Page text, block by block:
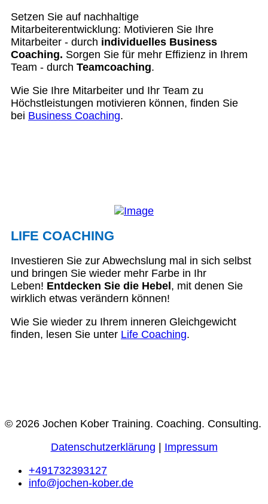
Setzen Sie auf nachhaltige
Mitarbeiterentwicklung: Motivieren Sie Ihre
Mitarbeiter - durch individuelles Business
Coaching. Sorgen Sie für mehr Effizienz in Ihrem
Team - durch Teamcoaching.
Wie Sie Ihre Mitarbeiter und Ihr Team zu
Höchstleistungen motivieren können, finden Sie
bei Business Coaching.
LIFE COACHING
Investieren Sie zur Abwechslung mal in sich selbst
und bringen Sie wieder mehr Farbe in Ihr
Leben! Entdecken Sie die Hebel , mit denen Sie
wirklich etwas verändern können!
Wie Sie wieder zu Ihrem inneren Gleichgewicht
finden, lesen Sie unter Life Coaching.
© 2026 Jochen Kober Training. Coaching. Consulting.
Datenschutzerklärung
Impressum
+491732393127
info@jochen-kober.de